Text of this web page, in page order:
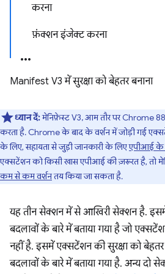
करना
फ़ंक्शन इंजेक्ट करना
Manifest V3 में सुरक्षा को बेहतर बनाना
ध्यान दें:मेनिफ़ेस्ट V3, आम तौर पर Chrome
करता है. Chrome के बाद के वर्शन में जोड़ी गई
के लिए, सहायता से जुड़ी जानकारी के लिएएपीआई के
एक्सटेंशन को किसी खास एपीआई की ज़रूरत है, तो
कम से कम वर्शनतय किया जा सकता है.
यह तीन सेक्शन में से आखिरी सेक्शन है.
बदलावों के बारे में बताया गया है जो
नहीं है. इसमें एक्सटेंशन की सुरक्षा को
बदलावों के बारे में बताया गया है. अन्य दो